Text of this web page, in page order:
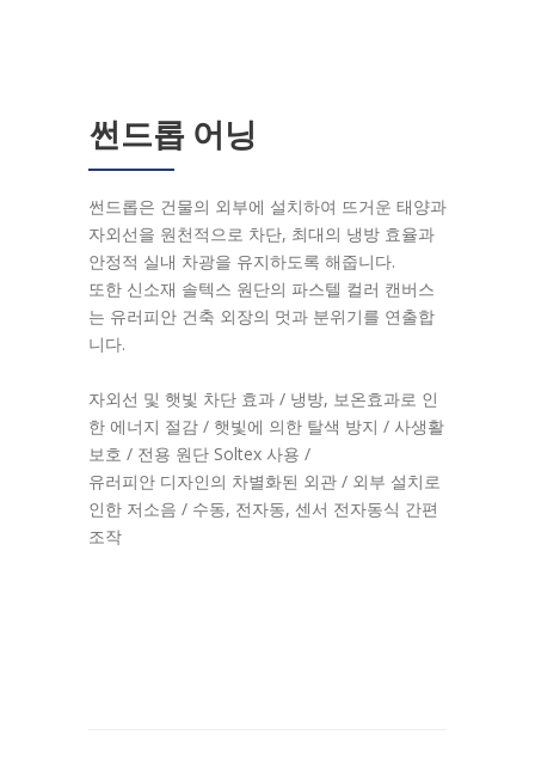
썬드롭 어닝
썬드롭은 건물의 외부에 설치하여 뜨거운 태양과
자외선을 원천적으로 차단, 최대의 냉방 효율과
안정적 실내 차광을 유지하도록 해줍니다.
또한 신소재 솔텍스 원단의 파스텔 컬러 캔버스
는 유러피안 건축 외장의 멋과 분위기를 연출합
니다.
자외선 및 햇빛 차단 효과 / 냉방, 보온효과로 인
한 에너지 절감 / 햇빛에 의한 탈색 방지 / 사생활
보호 / 전용 원단 Soltex 사용 /
유러피안 디자인의 차별화된 외관 / 외부 설치로
인한 저소음 / 수동, 전자동, 센서 전자동식 간편
조작